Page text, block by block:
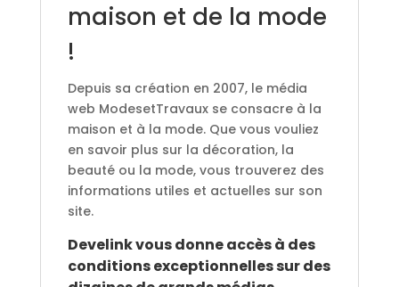
maison et de la mode
!
Depuis sa création en 2007, le média
web ModesetTravaux se consacre à la
maison et à la mode. Que vous vouliez
en savoir plus sur la décoration, la
beauté ou la mode, vous trouverez des
informations utiles et actuelles sur son
site.
Develink vous donne accès à des
conditions exceptionnelles sur des